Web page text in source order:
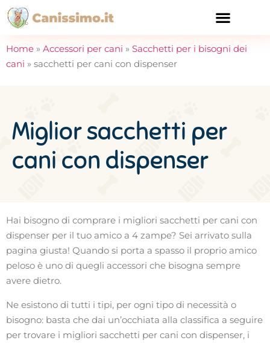
Home » Accessori per cani » Sacchetti per i bisogni dei
cani » sacchetti per cani con dispenser
Miglior sacchetti per
cani con dispenser
Hai bisogno di comprare i migliori sacchetti per cani con
dispenser per il tuo amico a 4 zampe? Sei arrivato sulla
pagina giusta! Quando si porta a spasso il proprio amico
peloso è uno di quegli accessori che bisogna sempre
avere dietro.
Ne esistono di tutti i tipi, per ogni tipo di necessità o
bisogno: basta che dai un’occhiata alla classifica a seguire
per trovare i migliori sacchetti per cani con dispenser, i